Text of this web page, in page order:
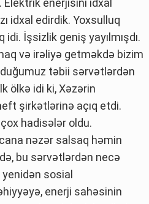
enerjisini idxal
idxal edirdik. Yoxsulluq
İşsizlik geniş yayılmışdı.
və irəliyə getməkdə bizim
təbii sərvətlərdən
ölkə idi ki, Xəzərin
şirkətlərinə açıq etdi.
hadisələr oldu.
nəzər salsaq həmin
bu sərvətlərdən necə
sosial
enerji sahəsinin